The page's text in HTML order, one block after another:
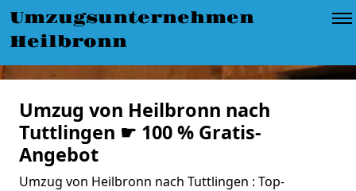
Umzugsunternehmen
Heilbronn
Umzug von Heilbronn nach
Tuttlingen ☛ 100 % Gratis-
Angebot
Umzug von Heilbronn nach Tuttlingen : Top-